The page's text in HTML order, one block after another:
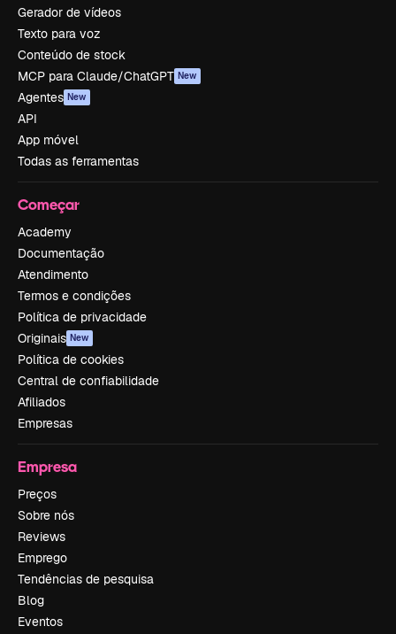
Gerador de vídeos
Texto para voz
Conteúdo de stock
MCP para Claude/ChatGPT New
Agentes New
API
App móvel
Todas as ferramentas
Começar
Academy
Documentação
Atendimento
Termos e condições
Política de privacidade
Originais New
Política de cookies
Central de confiabilidade
Afiliados
Empresas
Empresa
Preços
Sobre nós
Reviews
Emprego
Tendências de pesquisa
Blog
Eventos